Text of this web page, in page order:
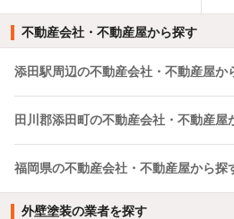
不動産会社・不動産屋から探す
添田駅周辺の不動産会社・不動産屋か
田川郡添田町の不動産会社・不動産屋
福岡県の不動産会社・不動産屋から探
外壁塗装の業者を探す